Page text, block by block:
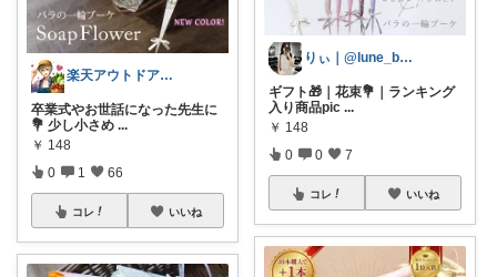
楽天アウトドアＳＰ
卒業式やお世話になった先生に
💐 少し小さめ ...
￥ 148
0 1 66
コレ いいね
りぃ｜@lune_biyou
ギフト🎁｜花束💐｜ランキング
入り商品pic ...
￥ 148
0 0 7
コレ いいね